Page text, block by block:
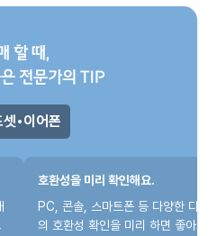
할 때,
전문가의 TIP
셋•이어폰
호환성을 미리 확인해요.
PC, 콘솔, 스마트폰 등 다양한 디바
의 호환성 확인을 미리 하면 좋아요.